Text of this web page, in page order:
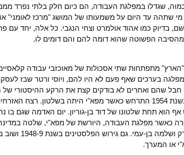
שגדלו במפלגת העבודה, הם כיום חלק בלתי נפרד
שתהה עד היום על משמעותו של המושג "מרכז לאומני"
בדיוק כמו אהוד אולמרט וצחי הנגבי. כל אלה, יחד עם
מהסיבה הפשוטה שהוא דומה להם והם דומים לו.
מתפתחות שתי אסכולות של מאוכזבי עבודה קלאסיים.
בערכים שאף פעם לא היו להם, ויוסי ורטר שבז
חבל שהם ואחרים לא בודקים קצת את הרקע ההיסטורי
הוא תחת שלטונו של דוד בן-גוריון. יום האדמה שגם בו
או המערך.